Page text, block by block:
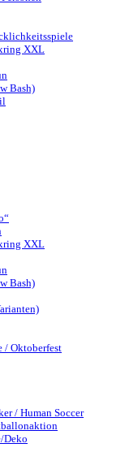
XXL
Bash)
XXL
Bash)
/ Oktoberfest
/ Human Soccer
Deko